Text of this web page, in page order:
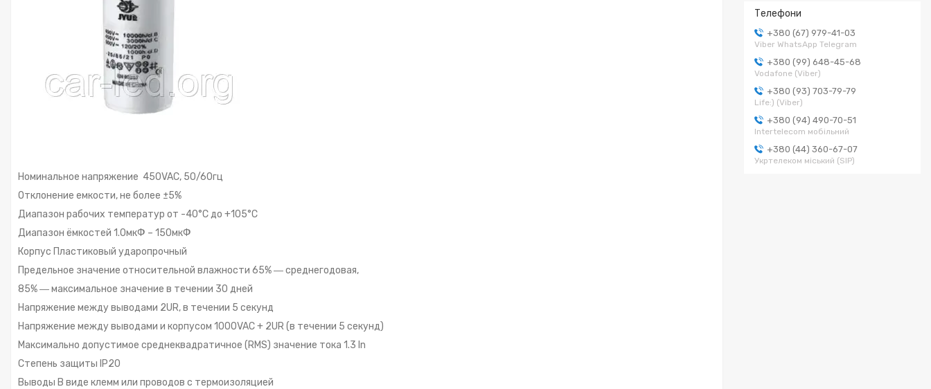
+380 (67) 979-41-03
Viber WhatsApp Telegram
+380 (99) 648-45-68
Vodafone (Viber)
+380 (93) 703-79-79
Life:) (Viber)
+380 (94) 490-70-51
Intertelecom мобільний
+380 (44) 360-67-07
Укртелеком міський (SIP)
Номинальное напряжение 450VAC, 50/60гц
Отклонение емкости, не более ±5%
Диапазон рабочих температур от -40°С до +105°С
Диапазон ёмкостей 1.0мкФ – 150мкФ
Корпус Пластиковый ударопрочный
Предельное значение относительной влажности 65% ― среднегодовая,
85% ― максимальное значение в течении 30 дней
Напряжение между выводами 2UR, в течении 5 секунд
Напряжение между выводами и корпусом 1000VAC + 2UR (в течении 5 секунд)
Максимально допустимое среднеквадратичное (RMS) значение тока 1.3 In
Степень защиты IP20
Выводы В виде клемм или проводов с термоизоляцией